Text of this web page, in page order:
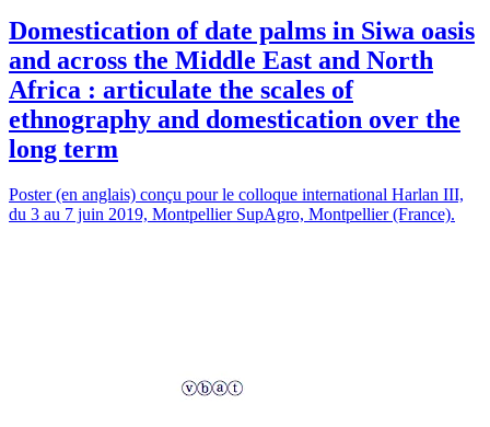
Domestication of date palms in Siwa oasis
and across the Middle East and North
Africa : articulate the scales of
ethnography and domestication over the
long term
Poster (en anglais) conçu pour le colloque international Harlan III,
du 3 au 7 juin 2019, Montpellier SupAgro, Montpellier (France).